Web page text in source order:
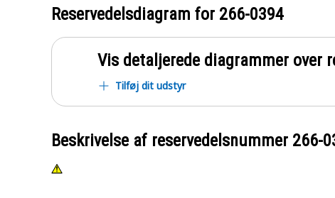
Reservedelsdiagram for 266-0394
Vis detaljerede diagrammer over
Tilføj dit udstyr
Beskrivelse af reservedelsnummer 266-